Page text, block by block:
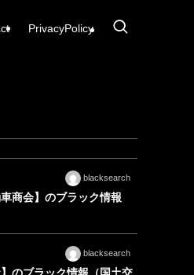
PrivacyPolicy
blacksearch
商会】のブラック情報
blacksearch